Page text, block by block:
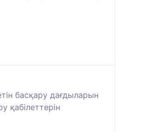
басқару дағдыларын
қабілеттерін